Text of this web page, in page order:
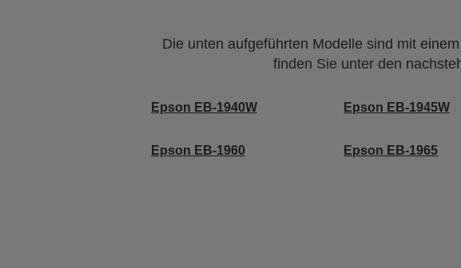
Die unten aufgeführten Modelle sind mit
finden Sie unter den
Epson EB-1940W Epson EB-1945W
Epson EB-1960 Epson EB-1965